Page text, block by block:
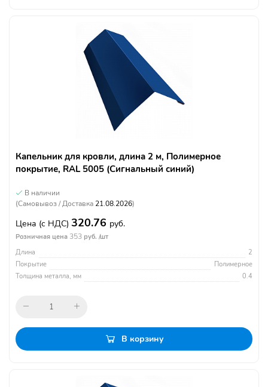
Капельник для кровли, длина 2 м, Полимерное
покрытие, RAL 5005 (Сигнальный синий)
В наличии
(Самовывоз / Доставка 21.08.2026)
Цена (с НДС) 320.76 руб.
Розничная цена 353 руб. /шт
Длина
2
Покрытие
Полимерное
Толщина металла, мм
0.4
В корзину